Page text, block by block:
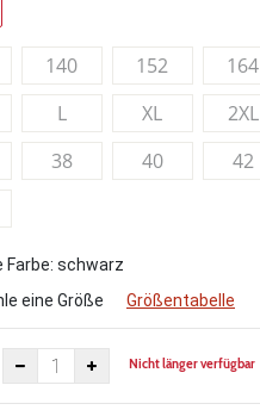
140 152 164
L XL 2XL
38 40 42
Farbe: schwarz
eine Größe
Größentabelle
Nicht länger verfügbar